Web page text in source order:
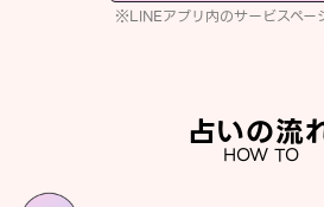
※LINEアプリ内のサービスペー
占いの流
HOW TO